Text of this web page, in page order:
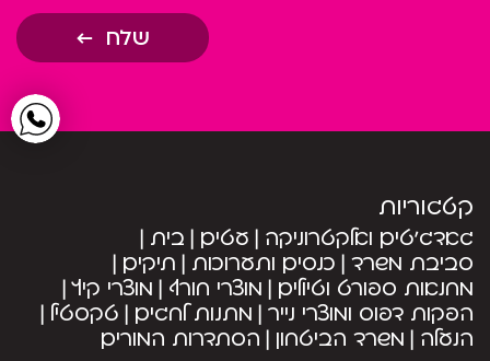
שלח
קטגוריות
גאדג’טים ואלקטרוניקה עטים בית
סביבת משרד כנסים ותערוכות תיקים
מחנאות ספורט וטיולים מוצרי חורף מוצרי קיץ
הפקות דפוס ומוצרי נייר מתנות לחגים טקסטיל
הנעלה משרד הביטחון הסתדרות המורים